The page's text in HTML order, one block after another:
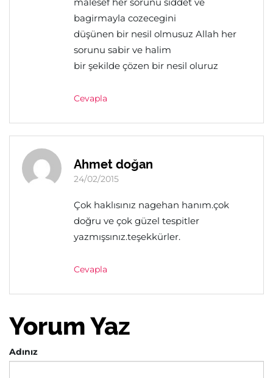
bagirmayla cozecegini
düşünen bir nesil olmusuz Allah her
sorunu sabir ve halim
bir şekilde çözen bir nesil oluruz
Cevapla
Ahmet doğan
24/02/2015
Çok haklısınız nagehan hanım.çok
doğru ve çok güzel tespitler
yazmışsınız.teşekkürler.
Cevapla
Yorum Yaz
Adınız